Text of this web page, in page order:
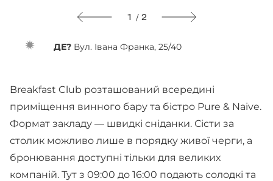
1 / 2
ДЕ? Вул. Івана Франка, 25/40
Breakfast Club розташований всередині
приміщення винного бару та бістро Pure & Naive.
Формат закладу — швидкі сніданки. Сісти за
столик можливо лише в порядку живої черги, а
бронювання доступні тільки для великих
компаній. Тут з 09:00 до 16:00 подають солодкі та